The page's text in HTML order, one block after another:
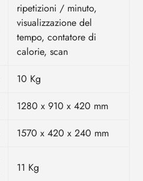
ripetizioni / minuto,
visualizzazione del
tempo, contatore di
calorie, scan
10 Kg
1280 x 910 x 420 mm
1570 x 420 x 240 mm
11 Kg